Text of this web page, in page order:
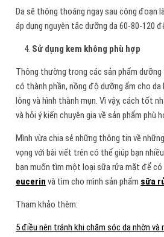
Da sẽ thông thoáng ngay sau công đoạn
áp dụng nguyên tắc dưỡng da 60-80-120
Sử dụng kem không phù hợp
Thông thường trong các sản phẩm
có thành phần, nồng độ dưỡng ẩm cho
lông và hình thành mụn. Vì vậy, cách tốt
và hỏi ý kiến chuyên gia về sản phẩm phù
Mình vừa chia sẻ những thông tin về
vọng với bài viết trên có thể giúp bạn
bạn muốn tìm một loại sữa rửa mặt để
eucerin và tìm cho mình sản phẩm sữa
Tham khảo thêm:
5 điều nên tránh khi chăm sóc da nhờn và